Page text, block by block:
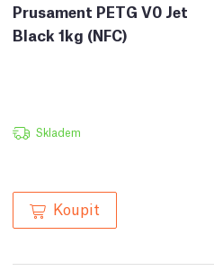
Prusament PETG V0 Jet
Black 1kg (NFC)
Skladem
Koupit